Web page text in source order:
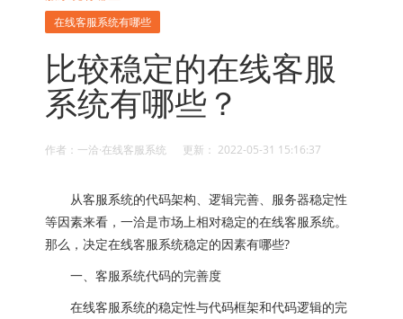
在线客服系统有哪些
比较稳定的在线客服
系统有哪些？
作者：一洽·在线客服系统 更新： 2022-05-31 15:16:37
从客服系统的代码架构、逻辑完善、服务器稳定性
等因素来看，一洽是市场上相对稳定的在线客服系统。
那么，决定在线客服系统稳定的因素有哪些?
一、客服系统代码的完善度
在线客服系统的稳定性与代码框架和代码逻辑的完